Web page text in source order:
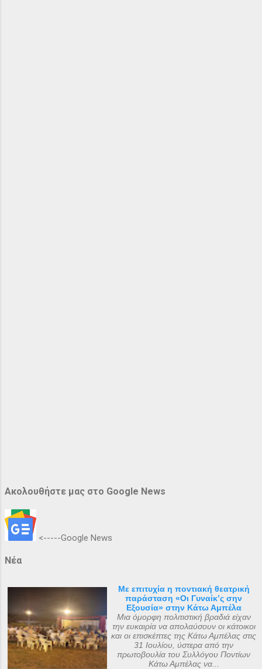
Ακολουθήστε μας στο Google News
<-----Google News
Νέα
Με επιτυχία η ποντιακή θεατρική
παράσταση «Οι Γυναίκ’ς σην
Εξουσία» στην Κάτω Αμπέλα
Μια όμορφη πολιτιστική βραδιά είχαν
την ευκαιρία να απολαύσουν οι κάτοικοι
και οι επισκέπτες της Κάτω Αμπέλας στις
31 Ιουλίου, ύστερα από την
πρωτοβουλία του Συλλόγου Ποντίων
Κάτω Αμπέλας να...